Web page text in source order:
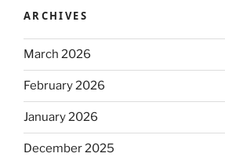
ARCHIVES
March 2026
February 2026
January 2026
December 2025